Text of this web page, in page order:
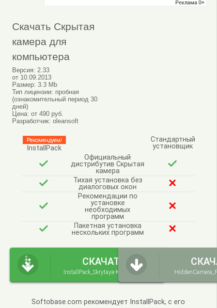
Скачать Скрытая
камера для
компьютера
Версия: 2.33
от 10.09.2013
Размер: 3.3 Mb
Тип лицензии: пробная
(ознакомительный период 30
дней)
Цена: от 490 руб.
Разработчик: oleansoft
Рекомендуем!
InstallPack
Стандартный
установщик
Официальный
дистрибутив Скрытая
камера
Тихая установка без
диалоговых окон
Рекомендации по
установке
необходимых
программ
Пакетная установка
нескольких программ
СКАЧАТЬ
InstallPack_Skrytaya-Kamera.exe
Softobase.com рекомендует InstallPack, с его